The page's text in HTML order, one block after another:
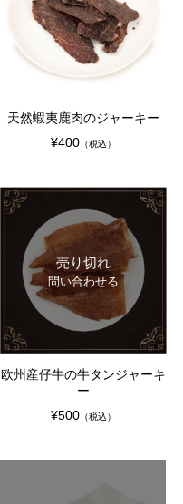
天然蝦夷鹿肉のジャーキー
¥400（税込）
売り切れ
問い合わせる
欧州産仔牛の牛タンジャーキ
ー
¥500（税込）